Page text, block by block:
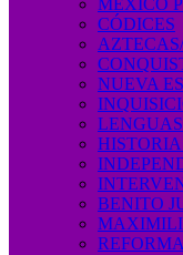
MÉXICO
CÓDICES
NUEVA
BENITO
REFORMA